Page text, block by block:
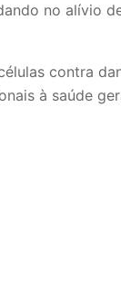
no alívio
contra
à saúde